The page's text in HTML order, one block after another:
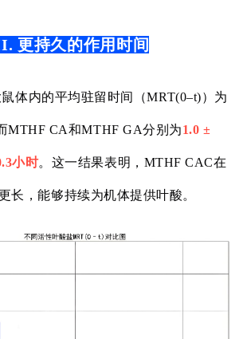
更持久的作用时间
体内的平均驻留时间（MRT(0–t)）为
MTHF CA和MTHF GA分别为1.0 ±
小时。这一结果表明，MTHF CAC在
长，能够持续为机体提供叶酸。